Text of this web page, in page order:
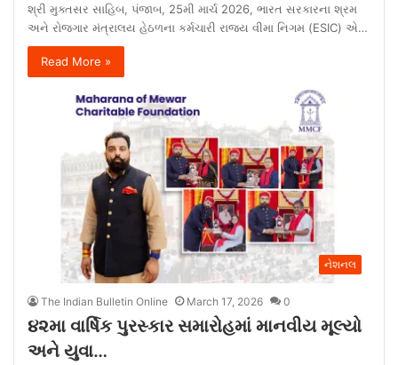
શ્રી મુક્તસર સાહિબ, પંજાબ, 25મી માર્ચ 2026, ભારત સરકારના શ્રમ
અને રોજગાર મંત્રાલય હેઠળના કર્મચારી રાજ્ય વીમા નિગમ (ESIC) એ…
Read More »
નેશનલ
The Indian Bulletin Online March 17, 2026 0
૪૨મા વાર્ષિક પુરસ્કાર સમારોહમાં માનવીય મૂલ્યો
અને યુવા…